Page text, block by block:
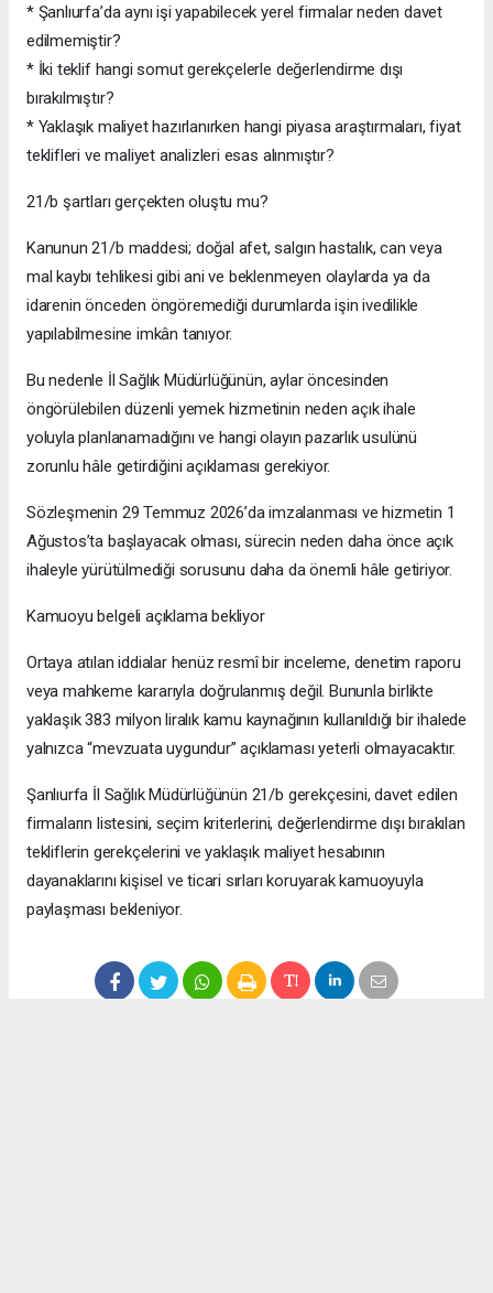
* Şanlıurfa’da aynı işi yapabilecek yerel firmalar neden davet
edilmemiştir?
* İki teklif hangi somut gerekçelerle değerlendirme dışı
bırakılmıştır?
* Yaklaşık maliyet hazırlanırken hangi piyasa araştırmaları, fiyat
teklifleri ve maliyet analizleri esas alınmıştır?
21/b şartları gerçekten oluştu mu?
Kanunun 21/b maddesi; doğal afet, salgın hastalık, can veya
mal kaybı tehlikesi gibi ani ve beklenmeyen olaylarda ya da
idarenin önceden öngöremediği durumlarda işin ivedilikle
yapılabilmesine imkân tanıyor.
Bu nedenle İl Sağlık Müdürlüğünün, aylar öncesinden
öngörülebilen düzenli yemek hizmetinin neden açık ihale
yoluyla planlanamadığını ve hangi olayın pazarlık usulünü
zorunlu hâle getirdiğini açıklaması gerekiyor.
Sözleşmenin 29 Temmuz 2026’da imzalanması ve hizmetin 1
Ağustos’ta başlayacak olması, sürecin neden daha önce açık
ihaleyle yürütülmediği sorusunu daha da önemli hâle getiriyor.
Kamuoyu belgeli açıklama bekliyor
Ortaya atılan iddialar henüz resmî bir inceleme, denetim raporu
veya mahkeme kararıyla doğrulanmış değil. Bununla birlikte
yaklaşık 383 milyon liralık kamu kaynağının kullanıldığı bir ihalede
yalnızca “mevzuata uygundur” açıklaması yeterli olmayacaktır.
Şanlıurfa İl Sağlık Müdürlüğünün 21/b gerekçesini, davet edilen
firmaların listesini, seçim kriterlerini, değerlendirme dışı bırakılan
tekliflerin gerekçelerini ve yaklaşık maliyet hesabının
dayanaklarını kişisel ve ticari sırları koruyarak kamuoyuyla
paylaşması bekleniyor.